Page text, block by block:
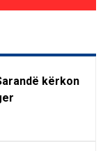
kërkon